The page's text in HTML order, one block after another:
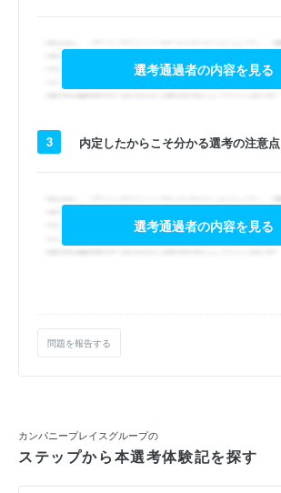
選考通過者の内容を見る
3 内定したからこそ分かる選考の注意点
選考通過者の内容を見る
問題を報告する
カンパニープレイスグループの
ステップから本選考体験記を探す